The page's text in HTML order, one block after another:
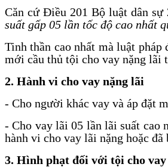
Căn cứ Điều 201 Bộ luật dân
suất gấp 05 lần tốc độ cao nhất
Tinh thần cao nhất mà luật
mới cầu thủ tội cho vay nặng lãi
2. Hành vi cho vay nặng lãi
- Cho người khác vay và áp đặt
- Cho vay lãi 05 lần lãi suất cao
hành vi cho vay lãi nặng hoặc
3. Hình phạt đối với tội cho